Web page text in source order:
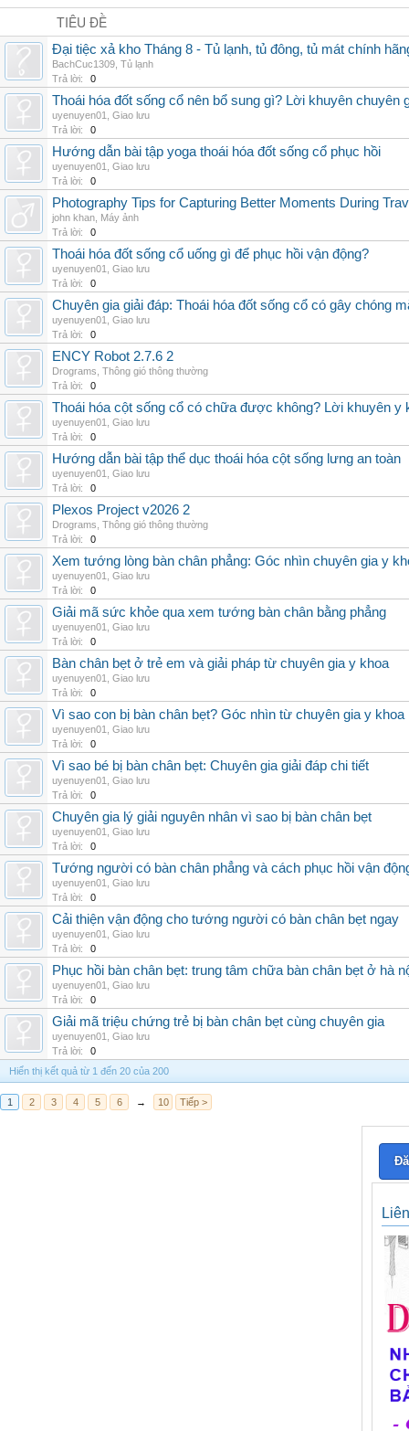
TIÊU ĐỀ
Đại tiệc xả kho Tháng 8 - Tủ lạnh, tủ đông, tủ mát chính
BachCuc1309 Tủ lạnh
Trả lời:
0
Thoái hóa đốt sống cổ nên bổ sung gì? Lời khuyên chuyên
uyenuyen01
Giao lưu
Trả lời:
0
Hướng dẫn bài tập yoga thoái hóa đốt sống cổ phục hồi
uyenuyen01
Giao lưu
Trả lời:
0
Photography Tips for Capturing Better Moments During
john khan Máy ảnh
Trả lời:
0
Thoái hóa đốt sống cổ uống gì để phục hồi vận động?
uyenuyen01
Giao lưu
Trả lời:
0
Chuyên gia giải đáp: Thoái hóa đốt sống cổ có gây chóng
uyenuyen01
Giao lưu
Trả lời:
0
ENCY Robot 2.7.6 2
Drograms Thông gió thông thường
Trả lời:
0
Thoái hóa cột sống cổ có chữa được không? Lời khuyên y
uyenuyen01
Giao lưu
Trả lời:
0
Hướng dẫn bài tập thể dục thoái hóa cột sống lưng an toàn
uyenuyen01
Giao lưu
Trả lời:
0
Plexos Project v2026 2
Drograms Thông gió thông thường
Trả lời:
0
Xem tướng lòng bàn chân phẳng: Góc nhìn chuyên gia y
uyenuyen01
Giao lưu
Trả lời:
0
Giải mã sức khỏe qua xem tướng bàn chân bằng phẳng
uyenuyen01
Giao lưu
Trả lời:
0
Bàn chân bẹt ở trẻ em và giải pháp từ chuyên gia y khoa
uyenuyen01
Giao lưu
Trả lời:
0
Vì sao con bị bàn chân bẹt? Góc nhìn từ chuyên gia y khoa
uyenuyen01
Giao lưu
Trả lời:
0
Vì sao bé bị bàn chân bẹt: Chuyên gia giải đáp chi tiết
uyenuyen01
Giao lưu
Trả lời:
0
Chuyên gia lý giải nguyên nhân vì sao bị bàn chân bẹt
uyenuyen01
Giao lưu
Trả lời:
0
Tướng người có bàn chân phẳng và cách phục hồi vận
uyenuyen01
Giao lưu
Trả lời:
0
Cải thiện vận động cho tướng người có bàn chân bẹt ngay
uyenuyen01
Giao lưu
Trả lời:
0
Phục hồi bàn chân bẹt: trung tâm chữa bàn chân bẹt ở hà
uyenuyen01
Giao lưu
Trả lời:
0
Giải mã triệu chứng trẻ bị bàn chân bẹt cùng chuyên gia
uyenuyen01
Giao lưu
Trả lời:
0
Hiển thị kết quả từ 1 đến 20 của 200
1 2 3 4 5 6 → 10 Tiếp >